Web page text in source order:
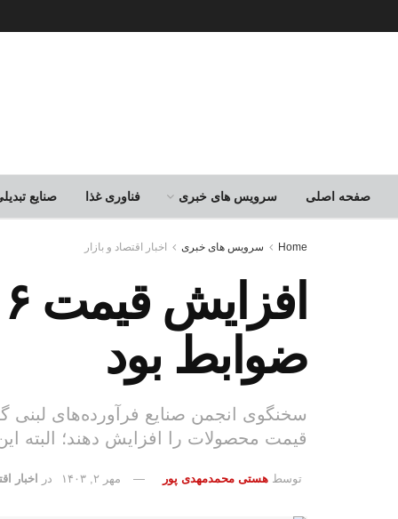
صفحه اصلی سرویس های خبری فناوری غذا صنایع
Home سرویس های خبری اخبار اقتصاد و بازار
ضوابط بود
قیمت محصولات را افزایش دهند؛ البته
توسط هستی محمدمهدی پور مهر ۲, ۱۴۰۳ در اخبار